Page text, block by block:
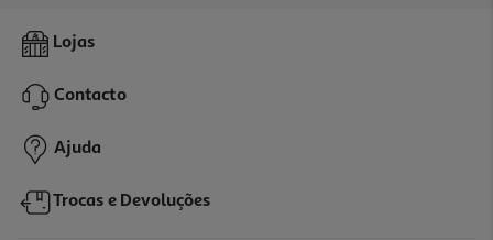
Tampa Qilive Para Micro-Ondas 600121097 Branca
2,99 €
Lojas
Contacto
Ajuda
Trocas e Devoluções